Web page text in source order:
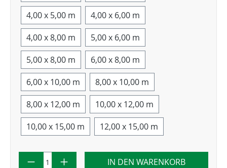
4,00 x 5,00 m
4,00 x 6,00 m
4,00 x 8,00 m
5,00 x 6,00 m
5,00 x 8,00 m
6,00 x 8,00 m
6,00 x 10,00 m
8,00 x 10,00 m
8,00 x 12,00 m
10,00 x 12,00 m
10,00 x 15,00 m
12,00 x 15,00 m
IN DEN WARENKORB